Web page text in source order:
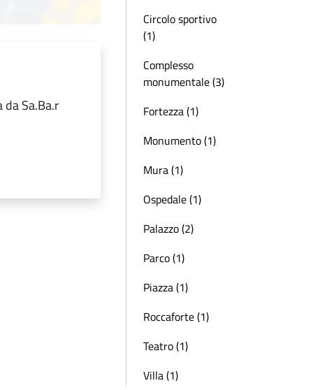
Sa.Ba.r
Circolo sportivo
(1)
Complesso
monumentale (3)
Fortezza (1)
Monumento (1)
Mura (1)
Ospedale (1)
Palazzo (2)
Parco (1)
Piazza (1)
Roccaforte (1)
Teatro (1)
Villa (1)